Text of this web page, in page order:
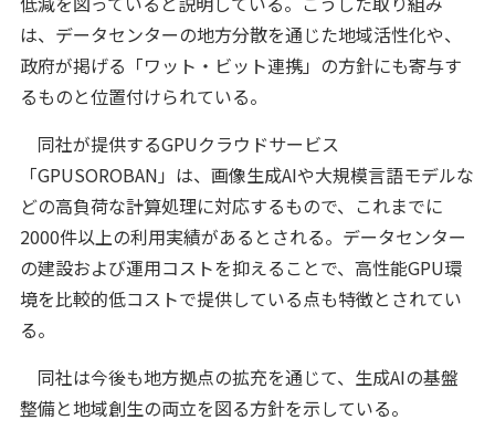
は、データセンターの地方分散を通じた地域活性化や、
政府が掲げる「ワット・ビット連携」の方針にも寄与す
るものと位置付けられている。
同社が提供するGPUクラウドサービス
「GPUSOROBAN」は、画像生成AIや大規模言語モデルな
どの高負荷な計算処理に対応するもので、これまでに
2000件以上の利用実績があるとされる。データセンター
の建設および運用コストを抑えることで、高性能GPU環
境を比較的低コストで提供している点も特徴とされてい
る。
同社は今後も地方拠点の拡充を通じて、生成AIの基盤
整備と地域創生の両立を図る方針を示している。